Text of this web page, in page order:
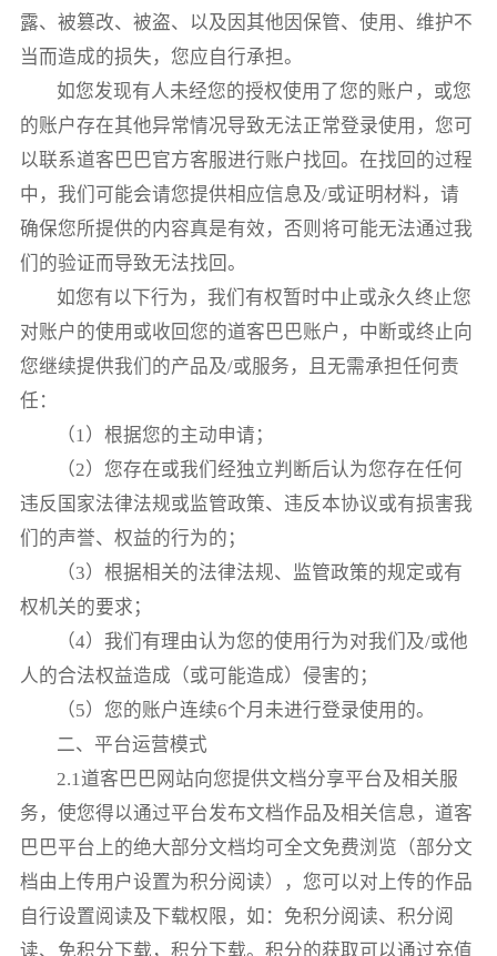
露、被篡改、被盗、以及因其他因保管、使用、维护不
当而造成的损失，您应自行承担。
如您发现有人未经您的授权使用了您的账户，或您
的账户存在其他异常情况导致无法正常登录使用，您可
以联系道客巴巴官方客服进行账户找回。在找回的过程
中，我们可能会请您提供相应信息及/或证明材料，请
确保您所提供的内容真是有效，否则将可能无法通过我
们的验证而导致无法找回。
如您有以下行为，我们有权暂时中止或永久终止您
对账户的使用或收回您的道客巴巴账户，中断或终止向
您继续提供我们的产品及/或服务，且无需承担任何责
任：
（1）根据您的主动申请；
（2）您存在或我们经独立判断后认为您存在任何
违反国家法律法规或监管政策、违反本协议或有损害我
们的声誉、权益的行为的；
（3）根据相关的法律法规、监管政策的规定或有
权机关的要求；
（4）我们有理由认为您的使用行为对我们及/或他
人的合法权益造成（或可能造成）侵害的；
（5）您的账户连续6个月未进行登录使用的。
二、平台运营模式
2.1道客巴巴网站向您提供文档分享平台及相关服
务，使您得以通过平台发布文档作品及相关信息，道客
巴巴平台上的绝大部分文档均可全文免费浏览（部分文
档由上传用户设置为积分阅读），您可以对上传的作品
自行设置阅读及下载权限，如：免积分阅读、积分阅
读、免积分下载，积分下载。积分的获取可以通过充值